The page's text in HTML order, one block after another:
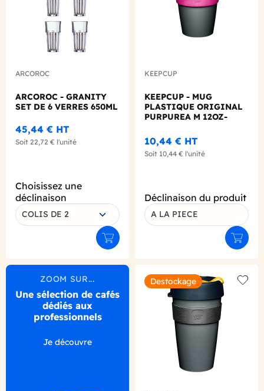
ARCOROC
ARCOROC - GRANITY
SET DE 6 VERRES 650ML
45,44 € HT
Soit 22,72 € l'unité
Choisissez une
déclinaison
COLIS DE 2
Ajouter au panier
KEEPCUP
KEEPCUP - MUG
PLASTIQUE ORIGINAL
PURPUREA M 12OZ-
10,44 € HT
Soit 10,44 € l'unité
Déclinaison du produit
A LA PIECE
ZOOM SUR...
Une sélection de cafés
dédiés aux
professionnels
Je découvre
Destockage